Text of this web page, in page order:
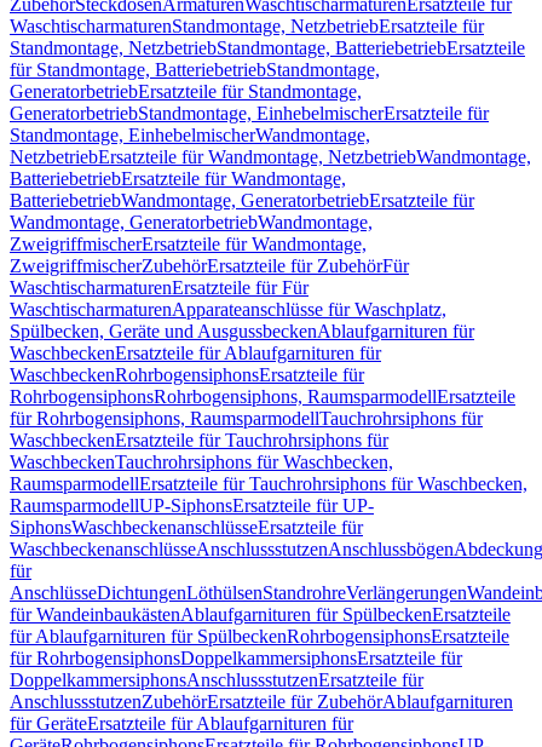
ZubehörSteckdosenArmaturenWaschtischarmaturen Ersatzteile für
WaschtischarmaturenStandmontage, NetzbetriebErsatzteile für
Standmontage, NetzbetriebStandmontage, BatteriebetriebErsatzteile
für Standmontage, BatteriebetriebStandmontage,
GeneratorbetriebErsatzteile für Standmontage,
GeneratorbetriebStandmontage, EinhebelmischerErsatzteile für
Standmontage, EinhebelmischerWandmontage,
NetzbetriebErsatzteile für Wandmontage, NetzbetriebWandmontage,
BatteriebetriebErsatzteile für Wandmontage,
BatteriebetriebWandmontage, GeneratorbetriebErsatzteile für
Wandmontage, GeneratorbetriebWandmontage,
ZweigriffmischerErsatzteile für Wandmontage,
ZweigriffmischerZubehörErsatzteile für ZubehörFür
WaschtischarmaturenErsatzteile für Für
WaschtischarmaturenApparateanschlüsse für Waschplatz,
Spülbecken, Geräte und AusgussbeckenAblaufgarnituren für
WaschbeckenErsatzteile für Ablaufgarnituren für
WaschbeckenRohrbogensiphonsErsatzteile für
RohrbogensiphonsRohrbogensiphons, RaumsparmodellErsatzteile
für Rohrbogensiphons, RaumsparmodellTauchrohrsiphons für
WaschbeckenErsatzteile für Tauchrohrsiphons für
WaschbeckenTauchrohrsiphons für Waschbecken,
RaumsparmodellErsatzteile für Tauchrohrsiphons für Waschbecken,
RaumsparmodellUP-SiphonsErsatzteile für UP-
SiphonsWaschbeckenanschlüsseErsatzteile für
WaschbeckenanschlüsseAnschlussstutzenAnschlussbögen
für
AnschlüsseDichtungenLöthülsenStandrohreVerlängerungen
für WandeinbaukästenAblaufgarnituren für SpülbeckenErsatzteile
für Ablaufgarnituren für SpülbeckenRohrbogensiphonsErsatzteile
für RohrbogensiphonsDoppelkammersiphonsErsatzteile für
DoppelkammersiphonsAnschlussstutzenErsatzteile für
AnschlussstutzenZubehörErsatzteile für ZubehörAblaufgarnituren
für GeräteErsatzteile für Ablaufgarnituren für